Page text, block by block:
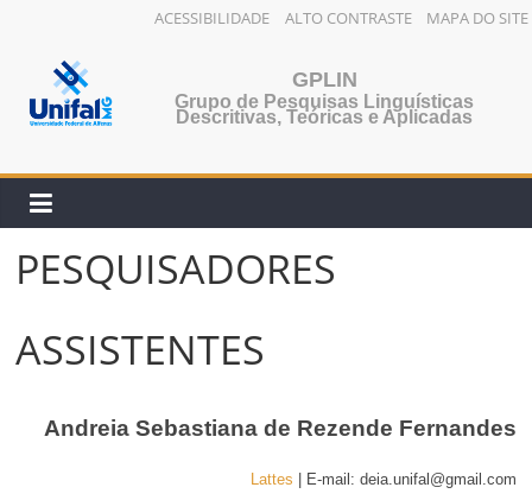
ACESSIBILIDADE ALTO CONTRASTE MAPA DO SITE
GPLIN
Grupo de Pesquisas Linguísticas
Descritivas, Teóricas e Aplicadas
PESQUISADORES
ASSISTENTES
Andreia Sebastiana de Rezende Fernandes
Lattes | E-mail: deia.unifal@gmail.com